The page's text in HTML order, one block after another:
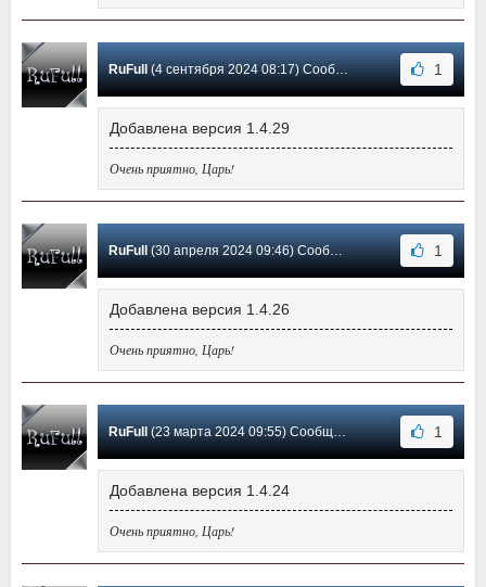
RuFull(4 сентября 2024 08:17) Сообщение #48 1
Добавлена версия 1.4.29
Очень приятно, Царь!
RuFull(30 апреля 2024 09:46) Сообщение #47 1
Добавлена версия 1.4.26
Очень приятно, Царь!
RuFull(23 марта 2024 09:55) Сообщение #46 1
Добавлена версия 1.4.24
Очень приятно, Царь!